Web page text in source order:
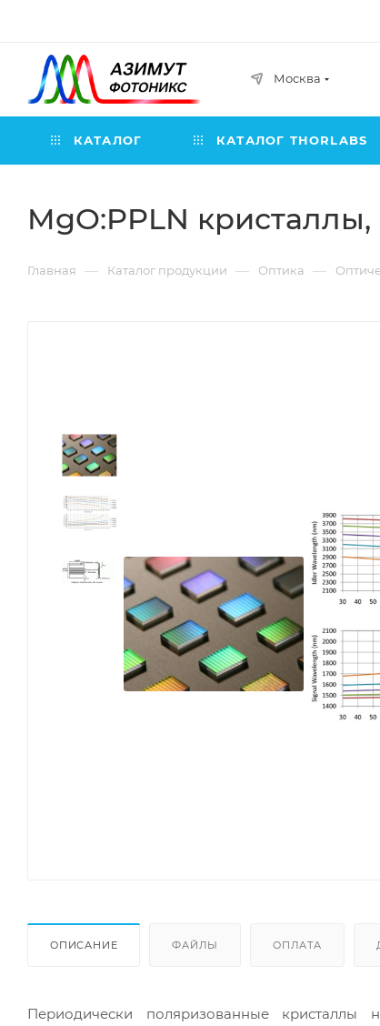
Москва
КАТАЛОГ КАТАЛОГ THORLABS
MgO:PPLN
Главная — Каталог продукции — Оптика —
ОПИСАНИЕ ФАЙЛЫ ОПЛАТА
Периодически поляризованные кристаллы